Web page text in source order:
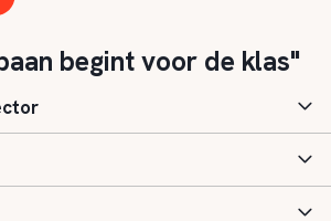
begint voor de klas"